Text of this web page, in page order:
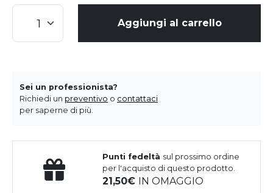
Aggiungi al carrello
Sei un professionista?
Richiedi un preventivo o contattaci
per saperne di più.
Punti fedeltà sul prossimo ordine
per l'acquisto di questo prodotto.
21,50 IN OMAGGIO